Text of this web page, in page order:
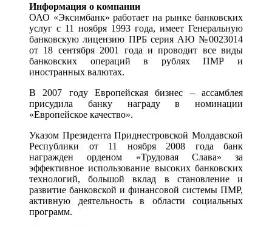
Информация о компании
ОАО «Эксимбанк» работает на рынке банковских
услуг с 11 ноября 1993 года, имеет Генеральную
банковскую лицензию ПРБ серия АЮ №0023014
от 18 сентября 2001 года и проводит все виды
банковских операций в рублях ПМР и
иностранных валютах.
В 2007 году Европейская бизнес – ассамблея
присудила банку награду в номинации
«Европейское качество».
Указом Президента Приднестровской Молдавской
Республики от 11 ноября 2008 года банк
награжден орденом «Трудовая Слава» за
эффективное использование высоких банковских
технологий, большой вклад в становление и
развитие банковской и финансовой системы ПМР,
активную деятельность в области социальных
программ.